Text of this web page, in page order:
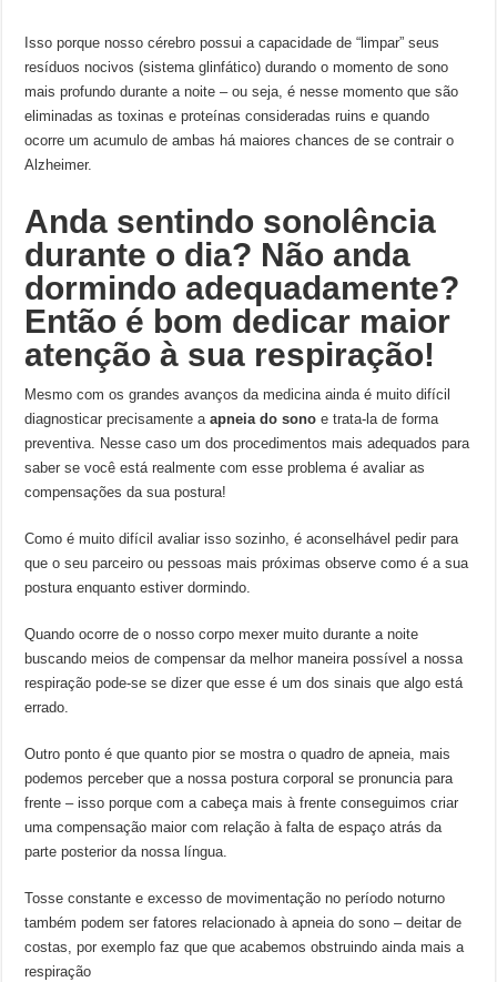
Isso porque nosso cérebro possui a capacidade de “limpar” seus
resíduos nocivos (sistema glinfático) durando o momento de sono
mais profundo durante a noite – ou seja, é nesse momento que são
eliminadas as toxinas e proteínas consideradas ruins e quando
ocorre um acumulo de ambas há maiores chances de se contrair o
Alzheimer.
Anda sentindo sonolência
durante o dia? Não anda
dormindo adequadamente?
Então é bom dedicar maior
atenção à sua respiração!
Mesmo com os grandes avanços da medicina ainda é muito difícil
diagnosticar precisamente aapneia do sono e trata-la de forma
preventiva. Nesse caso um dos procedimentos mais adequados para
saber se você está realmente com esse problema é avaliar as
compensações da sua postura!
Como é muito difícil avaliar isso sozinho, é aconselhável pedir para
que o seu parceiro ou pessoas mais próximas observe como é a sua
postura enquanto estiver dormindo.
Quando ocorre de o nosso corpo mexer muito durante a noite
buscando meios de compensar da melhor maneira possível a nossa
respiração pode-se se dizer que esse é um dos sinais que algo está
errado.
Outro ponto é que quanto pior se mostra o quadro de apneia, mais
podemos perceber que a nossa postura corporal se pronuncia para
frente – isso porque com a cabeça mais à frente conseguimos criar
uma compensação maior com relação à falta de espaço atrás da
parte posterior da nossa língua.
Tosse constante e excesso de movimentação no período noturno
também podem ser fatores relacionado à apneia do sono – deitar de
costas, por exemplo faz que que acabemos obstruindo ainda mais a
respiração